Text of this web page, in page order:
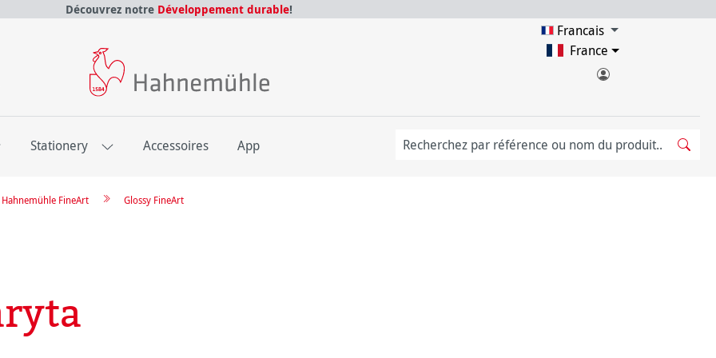
Découvrez notre Développement durable!
Francais
France
Stationery Accessoires App
Glossy FineArt
Hahnemühle FineArt